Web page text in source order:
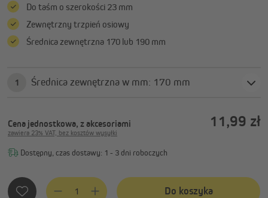
Do taśm o szerokości 23 mm
Zewnętrzny trzpień osiowy
Średnica zewnętrzna 170 lub 190 mm
1 Średnica zewnętrzna w mm: 170 mm
Cena jednostkowa, z akcesoriami 11,99 zł
zawiera 23% VAT, bez kosztów wysyłki
Dostępny, czas dostawy: 1 - 3 dni roboczych
Ilość produktu: Wprowadź żądaną ilość lub użyj
Do koszyka